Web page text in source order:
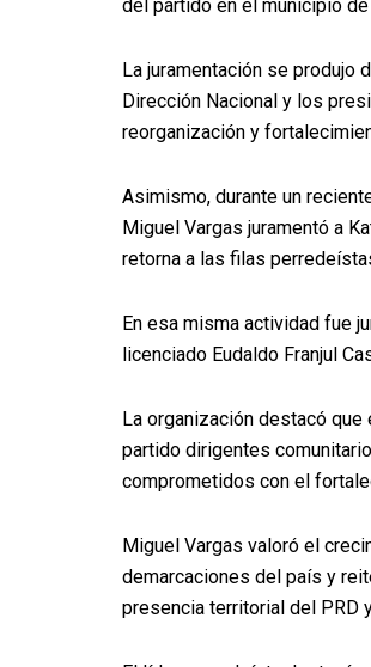
del partido en el municipio
La juramentación se produjo
Dirección Nacional y los
reorganización y
Asimismo, durante un
Miguel Vargas juramentó a
retorna a las filas
En esa misma actividad fue
licenciado Eudaldo Franjul
La organización destacó
partido dirigentes
comprometidos con el
Miguel Vargas valoró el
demarcaciones del país y
presencia territorial del PRD